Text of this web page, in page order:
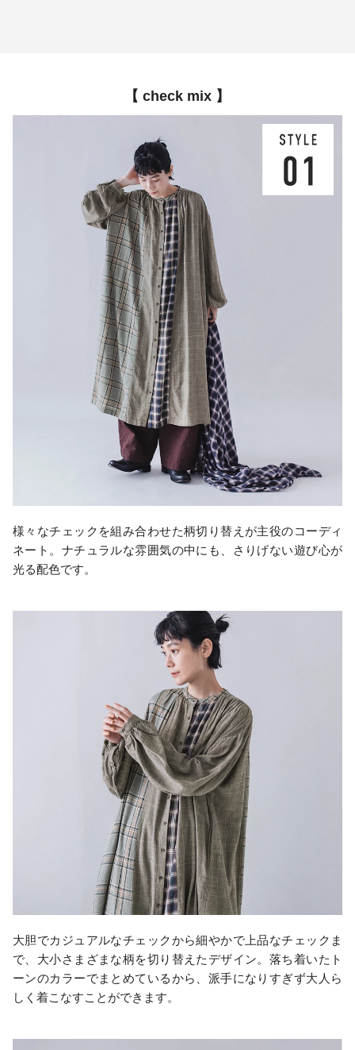
【 check mix 】
様々なチェックを組み合わせた柄切り替えが主役のコーディ
ネート。ナチュラルな雰囲気の中にも、さりげない遊び心が
光る配色です。
大胆でカジュアルなチェックから細やかで上品なチェックま
で、大小さまざまな柄を切り替えたデザイン。落ち着いたト
ーンのカラーでまとめているから、派手になりすぎず大人ら
しく着こなすことができます。